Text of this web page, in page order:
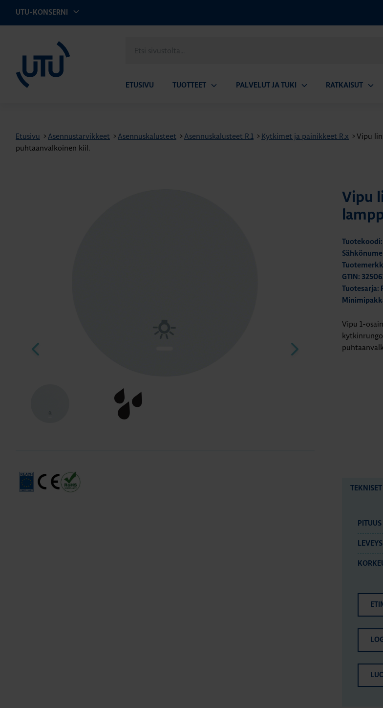
UTU-KONSERNI
sivustolta
ETUSIVU TUOTTEET PALVELUT JA TUKI RATKAISUT
Etusivu >Asennustarvikkeet >Asennuskalusteet >Asennuskalusteet R.1 > Kytkimet ja painikkeet R.x >Vipu
puhtaanvalkoinen kiil.
Vipu
Tuotekoodi:
GTIN:
Tuotesarja:
Vipu 1-